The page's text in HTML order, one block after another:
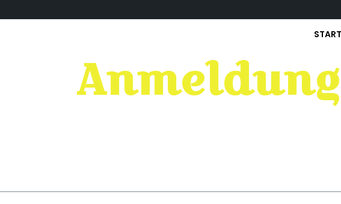
Anmeldung